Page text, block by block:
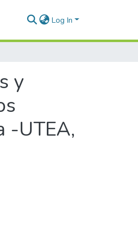
Log In
y
-UTEA,